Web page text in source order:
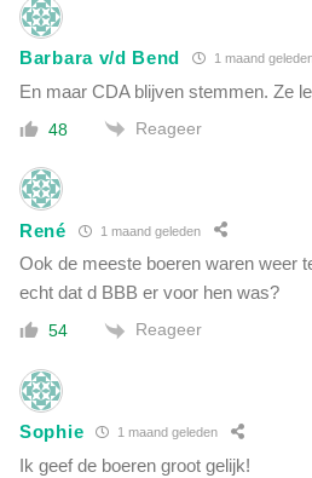
r
u
e
r
n
g
i
e
k
a
ï
n
e
d
a
a
t
g
n
b
u
g
r
Barbara v/d Bend 1 maand
En maar CDA blijven stemmen. Ze
48 Reageer
René 1 maand geleden
Ook de meeste boeren waren weer
echt dat d BBB er voor hen was?
54 Reageer
Sophie 1 maand geleden
Ik geef de boeren groot gelijk!